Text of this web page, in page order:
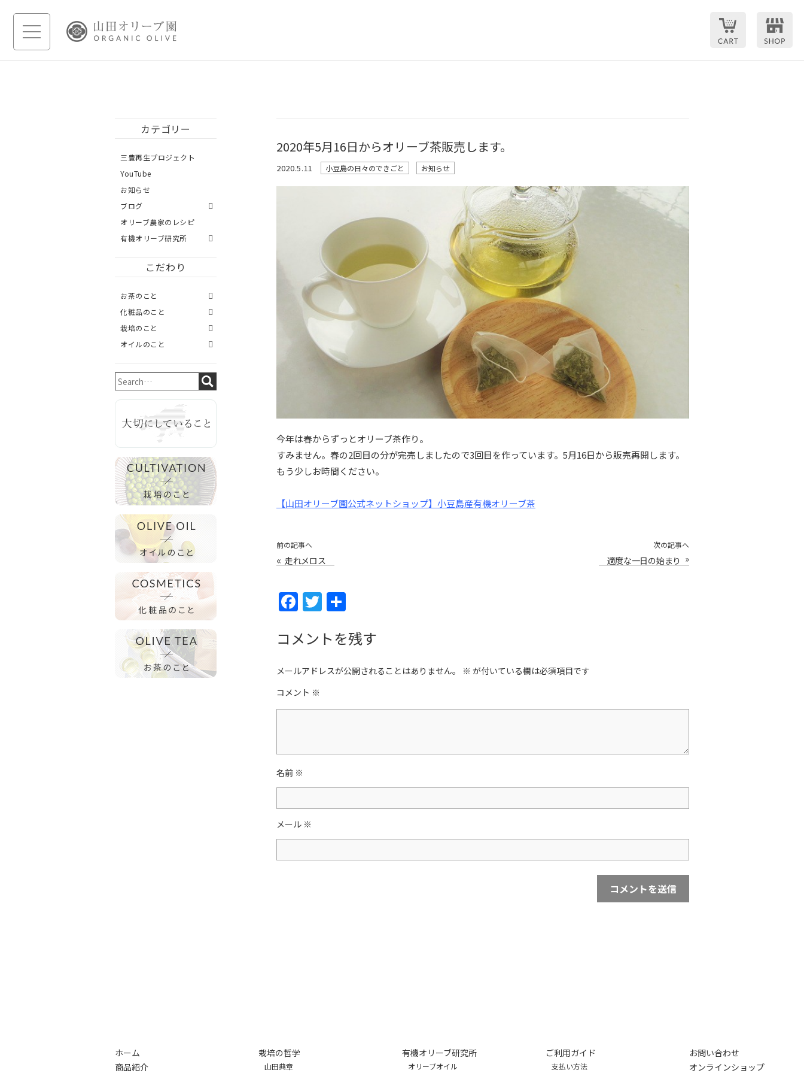
2020年5月16日からオリーブ茶販売します。
2020.5.11 小豆島の日々のできごと お知らせ
今年は春からずっとオリーブ茶作り。
すみません。春の2回目の分が完売しましたので3回目を作っています。5月16日から販売再開します。
もう少しお時間ください。
【山田オリーブ園公式ネットショップ】小豆島産有機オリーブ茶
前の記事へ
« 走れメロス
次の記事へ
適度な一日の始まり »
F
c
b
o
o
T
itt
コメントを残す
メールアドレスが公開されることはありません。 ※ が付いている欄は必須項目です
コメント ※
名前 ※
メール ※
カテゴリー
三豊再生プロジェクト
YouTube
お知らせ
ブログ
オリーブ農家のレシピ
有機オリーブ研究所
こだわり
お茶のこと
化粧品のこと
栽培のこと
オイルのこと
ホーム
商品紹介
栽培の哲学
山田典章
有機オリーブ研究所
オリーブオイル
ご利用ガイド
支払い方法
お問い合わせ
オンラインショップ